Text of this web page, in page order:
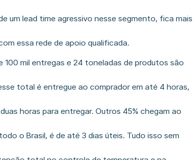
um lead time agressivo nesse segmento, fica mais
essa rede de apoio qualificada.
100 mil entregas e 24 toneladas de produtos são
total é entregue ao comprador em até 4 horas,
horas para entregar. Outros 45% chegam ao
o Brasil, é de até 3 dias úteis. Tudo isso sem